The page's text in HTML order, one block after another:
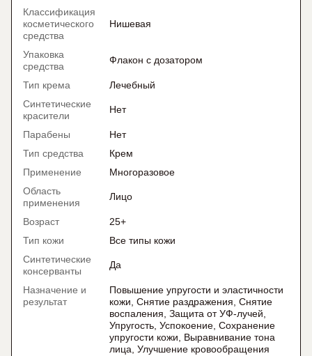
Классификация
косметического
средства
Нишевая
Упаковка
средства
Флакон с дозатором
Тип крема
Лечебный
Синтетические
красители
Нет
Парабены
Нет
Тип средства
Крем
Применение
Многоразовое
Область
применения
Лицо
Возраст
25+
Тип кожи
Все типы кожи
Синтетические
консерванты
Да
Назначение и
результат
Повышение упругости и эластичности
кожи, Снятие раздражения, Снятие
воспаления, Защита от УФ-лучей,
Упругость, Успокоение, Сохранение
упругости кожи, Выравнивание тона
лица, Улучшение кровообращения